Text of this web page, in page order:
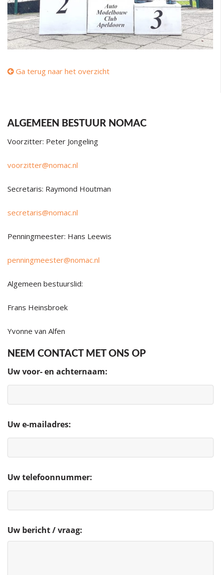
Ga terug naar het overzicht
ALGEMEEN BESTUUR NOMAC
Voorzitter: Peter Jongeling
voorzitter@nomac.nl
Secretaris: Raymond Houtman
secretaris@nomac.nl
Penningmeester: Hans Leewis
penningmeester@nomac.nl
Algemeen bestuurslid:
Frans Heinsbroek
Yvonne van Alfen
NEEM CONTACT MET ONS OP
Uw voor- en achternaam:
Uw e-mailadres:
Uw telefoonnummer:
Uw bericht / vraag: